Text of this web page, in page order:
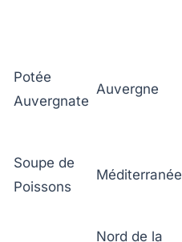
Potée
Auvergnate
Auvergne
Soupe de
Poissons
Méditerranée
Nord de la